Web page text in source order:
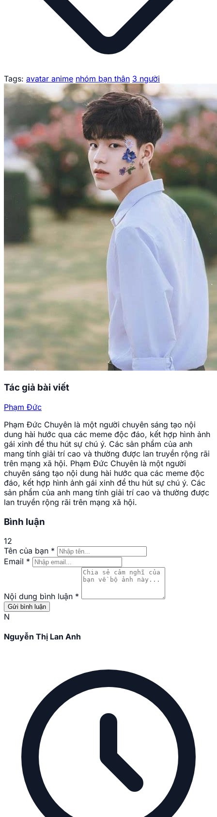
Tags: avatar anime nhóm bạn thân 3 người
Tác giả bài viết
Phạm Đức
Phạm Đức Chuyên là một người chuyên sáng tạo nội
dung hài hước qua các meme độc đáo, kết hợp hình ảnh
gái xinh để thu hút sự chú ý. Các sản phẩm của anh
mang tính giải trí cao và thường được lan truyền rộng rãi
trên mạng xã hội. Phạm Đức Chuyên là một người
chuyên sáng tạo nội dung hài hước qua các meme độc
đáo, kết hợp hình ảnh gái xinh để thu hút sự chú ý. Các
sản phẩm của anh mang tính giải trí cao và thường được
lan truyền rộng rãi trên mạng xã hội.
Bình luận
12
Tên của bạn *
Email *
Nội dung bình luận *
Gửi bình luận
N
Nguyễn Thị Lan Anh